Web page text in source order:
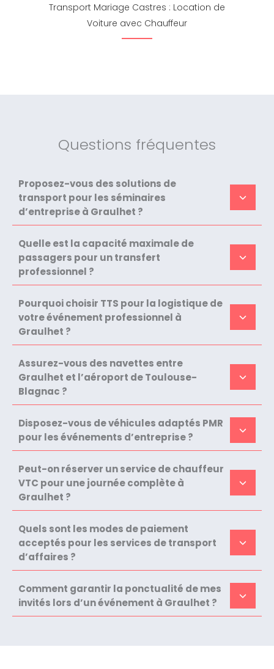
Transport Mariage Castres : Location de
Voiture avec Chauffeur
Questions fréquentes
Proposez-vous des solutions de
transport pour les séminaires
d’entreprise à Graulhet ?
Quelle est la capacité maximale de
passagers pour un transfert
professionnel ?
Pourquoi choisir TTS pour la logistique de
votre événement professionnel à
Graulhet ?
Assurez-vous des navettes entre
Graulhet et l’aéroport de Toulouse-
Blagnac ?
Disposez-vous de véhicules adaptés PMR
pour les événements d’entreprise ?
Peut-on réserver un service de chauffeur
VTC pour une journée complète à
Graulhet ?
Quels sont les modes de paiement
acceptés pour les services de transport
d’affaires ?
Comment garantir la ponctualité de mes
invités lors d’un événement à Graulhet ?